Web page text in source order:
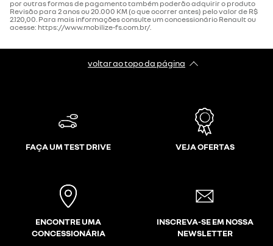
por outras formas de pagamento também poderão adquirir o produto
Revisão para 2 anos ou 20.000 KM (o que ocorrer antes) pelo valor de R$
2.120,00. Para mais informações consulte um concessionário Renault ou
acesse: https://www.mobilize-fs.com.br/.
voltar ao topo da página
FAÇA UM TEST DRIVE VEJA OFERTAS
ENCONTRE UMA
CONCESSIONÁRIA
INSCREVA-SE EM NOSSA
NEWSLETTER